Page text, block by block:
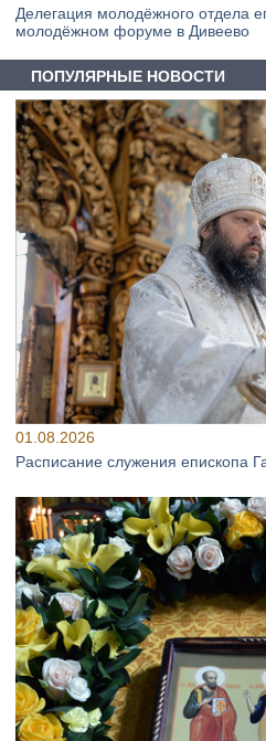
Делегация молодёжного отдела
молодёжном форуме в Дивеево
ПОПУЛЯРНЫЕ НОВОСТИ
01.08.2026
Расписание служения епископа